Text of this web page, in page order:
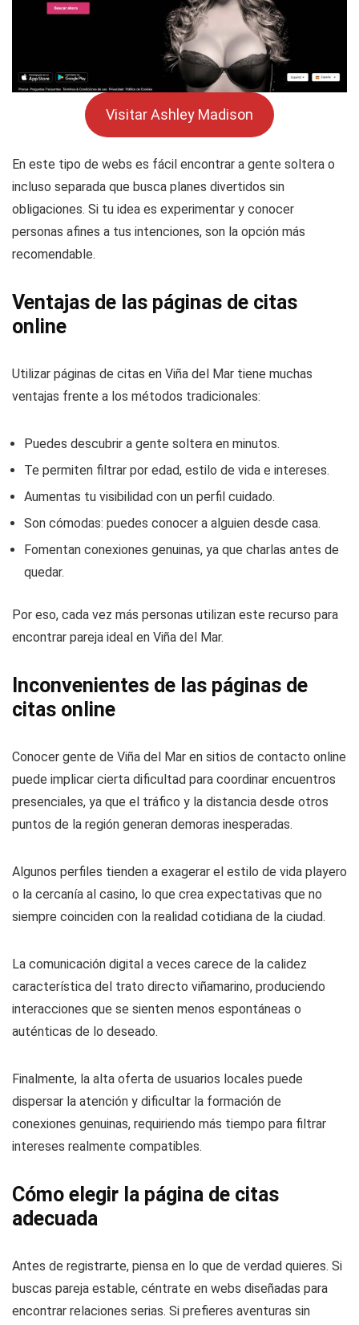
Visitar Ashley Madison
En este tipo de webs es fácil encontrar a gente soltera o
incluso separada que busca planes divertidos sin
obligaciones. Si tu idea es experimentar y conocer
personas afines a tus intenciones, son la opción más
recomendable.
Ventajas de las páginas de citas
online
Utilizar páginas de citas en Viña del Mar tiene muchas
ventajas frente a los métodos tradicionales:
Puedes descubrir a gente soltera en minutos.
Te permiten filtrar por edad, estilo de vida e intereses.
Aumentas tu visibilidad con un perfil cuidado.
Son cómodas: puedes conocer a alguien desde casa.
Fomentan conexiones genuinas, ya que charlas antes de
quedar.
Por eso, cada vez más personas utilizan este recurso para
encontrar pareja ideal en Viña del Mar.
Inconvenientes de las páginas de
citas online
Conocer gente de Viña del Mar en sitios de contacto online
puede implicar cierta dificultad para coordinar encuentros
presenciales, ya que el tráfico y la distancia desde otros
puntos de la región generan demoras inesperadas.
Algunos perfiles tienden a exagerar el estilo de vida playero
o la cercanía al casino, lo que crea expectativas que no
siempre coinciden con la realidad cotidiana de la ciudad.
La comunicación digital a veces carece de la calidez
característica del trato directo viñamarino, produciendo
interacciones que se sienten menos espontáneas o
auténticas de lo deseado.
Finalmente, la alta oferta de usuarios locales puede
dispersar la atención y dificultar la formación de
conexiones genuinas, requiriendo más tiempo para filtrar
intereses realmente compatibles.
Cómo elegir la página de citas
adecuada
Antes de registrarte, piensa en lo que de verdad quieres. Si
buscas pareja estable, céntrate en webs diseñadas para
encontrar relaciones serias. Si prefieres aventuras sin